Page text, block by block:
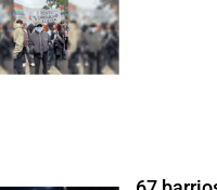
Privada